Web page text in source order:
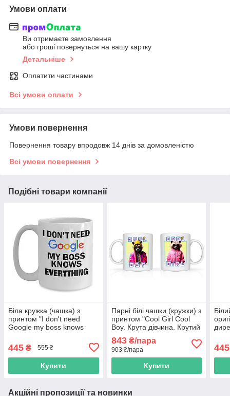
Умови оплати
Ви отримаєте замовлення
або гроші повернуться на вашу картку
Детальніше
Оплатити частинами
Всі умови оплати
Умови повернення
Повернення товару впродовж 14 днів за домовленістю
Всі умови повернення
Подібні товари компанії
Біла кружка (чашка) з
принтом "I don't need
Google my boss knows
445 ₴ 555 ₴
Купити
Парні білі чашки (кружки) з
принтом "Cool Girl Cool
Boy. Крута дівчина. Крутий
843₴/пара
903 ₴/пара
Купити
бос"
445
Акційні пропозиції та новинки